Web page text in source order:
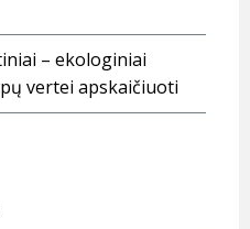
– ekologiniai
vertei apskaičiuoti